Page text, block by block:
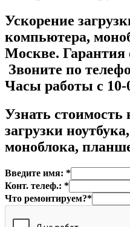
Ускорение
компьютера,
Москве. Гарантия
Звоните по
Часы работы с 10-
Узнать стоимость
загрузки
моноблока,
Введите имя: *
Конт. телеф.: *
Что ремонтируем?*